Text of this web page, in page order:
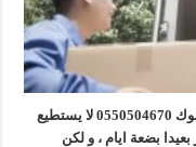
0509190791 l خصم 35% شركة نقل عفش بتبوك 0550504670 لا يستطيع
بضعة ايام ، و لكن